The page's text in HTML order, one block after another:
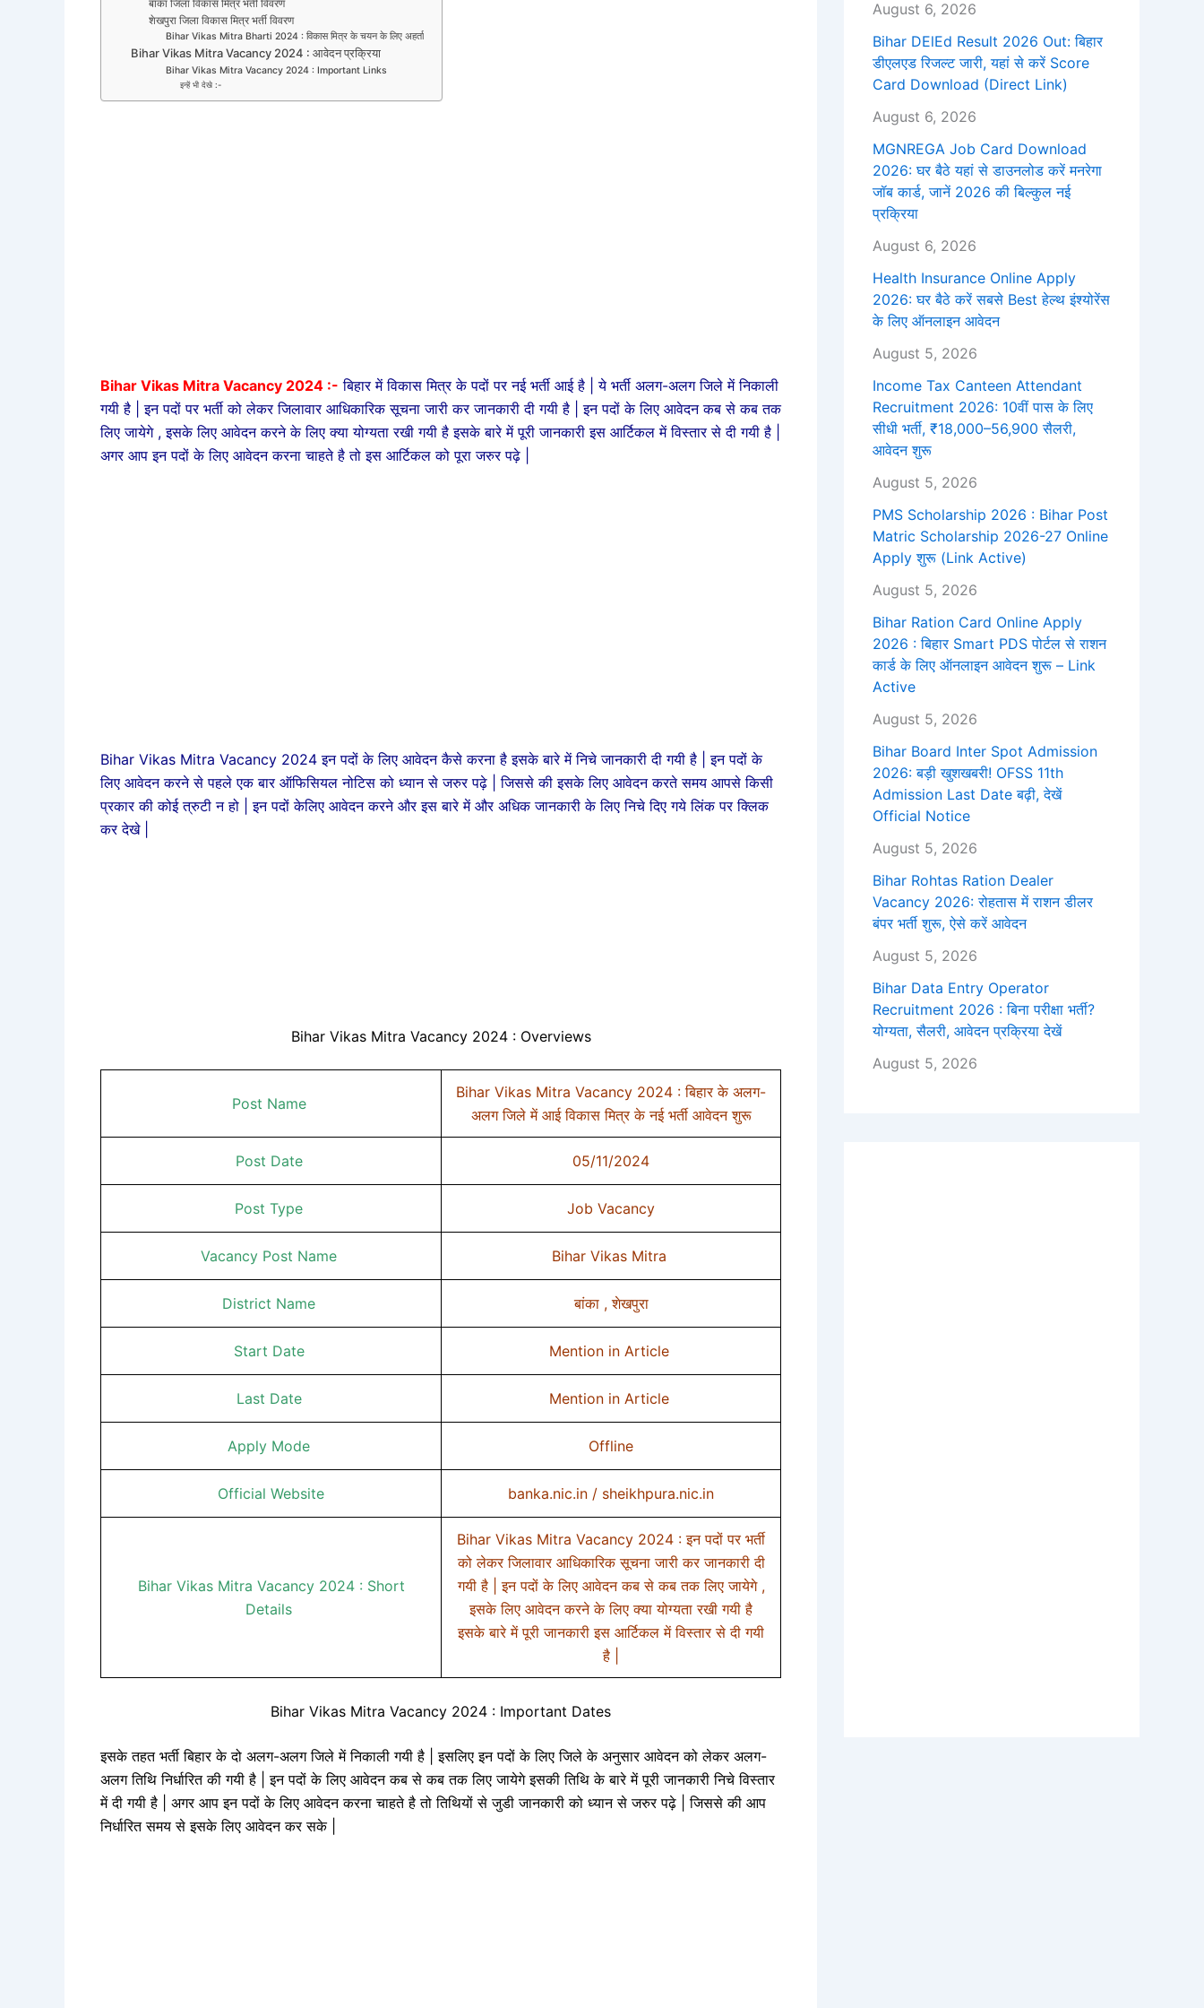
बांका जिला विकास मित्र भर्ती विवरण
शेखपुरा जिला विकास मित्र भर्ती विवरण
Bihar Vikas Mitra Bharti 2024 : विकास मित्र के चयन के लिए अहर्ता
Bihar Vikas Mitra Vacancy 2024 : आवेदन प्रक्रिया
Bihar Vikas Mitra Vacancy 2024 : Important Links
इन्हें भी देखे :-
Bihar Vikas Mitra Vacancy 2024 :- बिहार में विकास मित्र के पदों पर नई भर्ती आई है | ये भर्ती अलग-अलग जिले में निकाली
गयी है | इन पदों पर भर्ती को लेकर जिलावार आधिकारिक सूचना जारी कर जानकारी दी गयी है | इन पदों के लिए आवेदन कब से कब तक
लिए जायेगे , इसके लिए आवेदन करने के लिए क्या योग्यता रखी गयी है इसके बारे में पूरी जानकारी इस आर्टिकल में विस्तार से दी गयी है |
अगर आप इन पदों के लिए आवेदन करना चाहते है तो इस आर्टिकल को पूरा जरुर पढ़े |
Bihar Vikas Mitra Vacancy 2024 इन पदों के लिए आवेदन कैसे करना है इसके बारे में निचे जानकारी दी गयी है | इन पदों के
लिए आवेदन करने से पहले एक बार ऑफिसियल नोटिस को ध्यान से जरुर पढ़े | जिससे की इसके लिए आवेदन करते समय आपसे किसी
प्रकार की कोई त्रुटी न हो | इन पदों केलिए आवेदन करने और इस बारे में और अधिक जानकारी के लिए निचे दिए गये लिंक पर क्लिक
कर देखे |
Bihar Vikas Mitra Vacancy 2024 : Overviews
Post Name
Bihar Vikas Mitra Vacancy 2024 : बिहार के अलग-
अलग जिले में आई विकास मित्र के नई भर्ती आवेदन शुरू
Post Date 05/11/2024
Post Type Job Vacancy
Vacancy Post Name Bihar Vikas Mitra
District Name बांका , शेखपुरा
Start Date Mention in Article
Last Date Mention in Article
Apply Mode Offline
Official Website banka.nic.in / sheikhpura.nic.in
Bihar Vikas Mitra Vacancy 2024 : Short
Details
Bihar Vikas Mitra Vacancy 2024 : इन पदों पर भर्ती
को लेकर जिलावार आधिकारिक सूचना जारी कर जानकारी दी
गयी है | इन पदों के लिए आवेदन कब से कब तक लिए जायेगे ,
इसके लिए आवेदन करने के लिए क्या योग्यता रखी गयी है
इसके बारे में पूरी जानकारी इस आर्टिकल में विस्तार से दी गयी
है |
Bihar Vikas Mitra Vacancy 2024 : Important Dates
इसके तहत भर्ती बिहार के दो अलग-अलग जिले में निकाली गयी है | इसलिए इन पदों के लिए जिले के अनुसार आवेदन को लेकर अलग-
अलग तिथि निर्धारित की गयी है | इन पदों के लिए आवेदन कब से कब तक लिए जायेगे इसकी तिथि के बारे में पूरी जानकारी निचे विस्तार
में दी गयी है | अगर आप इन पदों के लिए आवेदन करना चाहते है तो तिथियों से जुडी जानकारी को ध्यान से जरुर पढ़े | जिससे की आप
निर्धारित समय से इसके लिए आवेदन कर सके |
August 6, 2026
Bihar DElEd Result 2026 Out: बिहार
डीएलएड रिजल्ट जारी, यहां से करें Score
Card Download (Direct Link)
August 6, 2026
MGNREGA Job Card Download
2026: घर बैठे यहां से डाउनलोड करें मनरेगा
जॉब कार्ड, जानें 2026 की बिल्कुल नई
प्रक्रिया
August 6, 2026
Health Insurance Online Apply
2026: घर बैठे करें सबसे Best हेल्थ इंश्योरेंस
के लिए ऑनलाइन आवेदन
August 5, 2026
Income Tax Canteen Attendant
Recruitment 2026: 10वीं पास के लिए
सीधी भर्ती, ₹18,000–56,900 सैलरी,
आवेदन शुरू
August 5, 2026
PMS Scholarship 2026 : Bihar Post
Matric Scholarship 2026-27 Online
Apply शुरू (Link Active)
August 5, 2026
Bihar Ration Card Online Apply
2026 : बिहार Smart PDS पोर्टल से राशन
कार्ड के लिए ऑनलाइन आवेदन शुरू – Link
Active
August 5, 2026
Bihar Board Inter Spot Admission
2026: बड़ी खुशखबरी! OFSS 11th
Admission Last Date बढ़ी, देखें
Official Notice
August 5, 2026
Bihar Rohtas Ration Dealer
Vacancy 2026: रोहतास में राशन डीलर
बंपर भर्ती शुरू, ऐसे करें आवेदन
August 5, 2026
Bihar Data Entry Operator
Recruitment 2026 : बिना परीक्षा भर्ती?
योग्यता, सैलरी, आवेदन प्रक्रिया देखें
August 5, 2026